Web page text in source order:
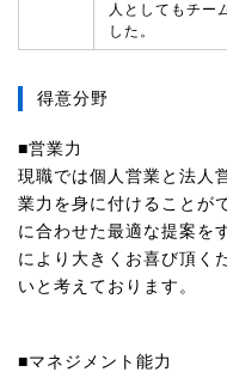
人としてもチー
した。
得意分野
■営業力
現職では個人営業と法人
業力を身に付けることが
に合わせた最適な提案を
により大きくお喜び頂く
いと考えております。
■マネジメント能力